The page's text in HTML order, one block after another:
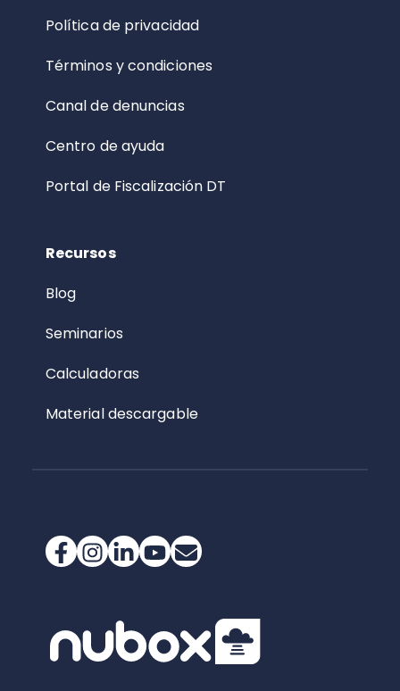
Política de privacidad
Términos y condiciones
Canal de denuncias
Centro de ayuda
Portal de Fiscalización DT
Recursos
Blog
Seminarios
Calculadoras
Material descargable